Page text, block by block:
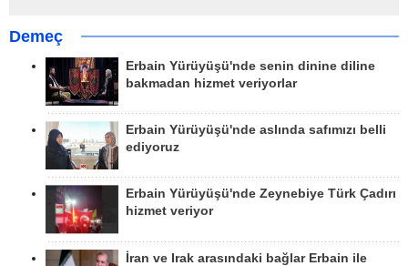
Demeç
Erbain Yürüyüşü'nde senin dinine diline
bakmadan hizmet veriyorlar
Erbain Yürüyüşü'nde aslında safımızı belli
ediyoruz
Erbain Yürüyüşü'nde Zeynebiye Türk Çadırı
hizmet veriyor
İran ve Irak arasındaki bağlar Erbain ile